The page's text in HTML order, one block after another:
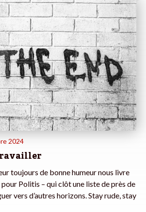
2024
toujours de bonne humeur nous livre
Politis – qui clôt une liste de près de
vers d’autres horizons. Stay rude, stay